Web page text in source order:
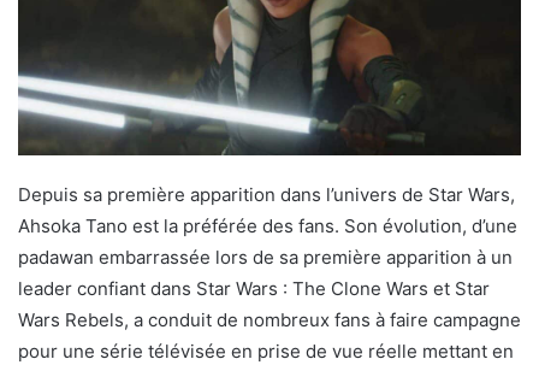
Depuis sa première apparition dans l’univers de Star Wars,
Ahsoka Tano est la préférée des fans. Son évolution, d’une
padawan embarrassée lors de sa première apparition à un
leader confiant dans Star Wars : The Clone Wars et Star
Wars Rebels, a conduit de nombreux fans à faire campagne
pour une série télévisée en prise de vue réelle mettant en